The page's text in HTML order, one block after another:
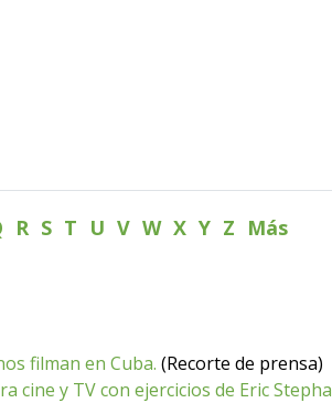
R S T U V W X Y Z Más
filman en Cuba. (Recorte de prensa)
cine y TV con ejercicios de Eric